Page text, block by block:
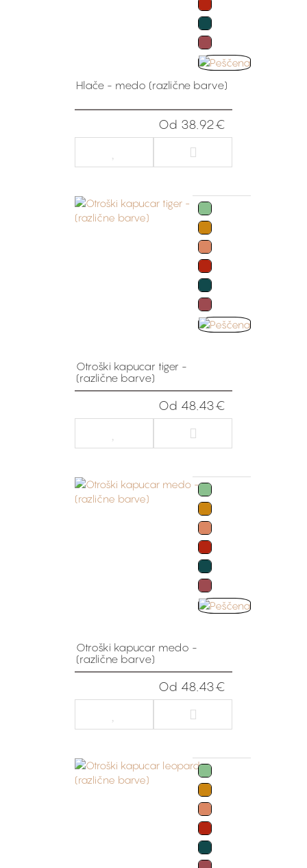
Hlače - medo (različne barve)
Od 38.92€
Otroški kapucar tiger -
(različne barve)
Od 48.43€
Otroški kapucar medo -
(različne barve)
Od 48.43€